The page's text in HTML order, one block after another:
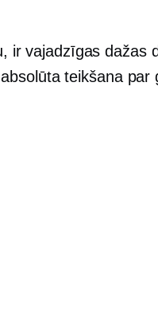
ir vajadzīgas dažas
teikšana par